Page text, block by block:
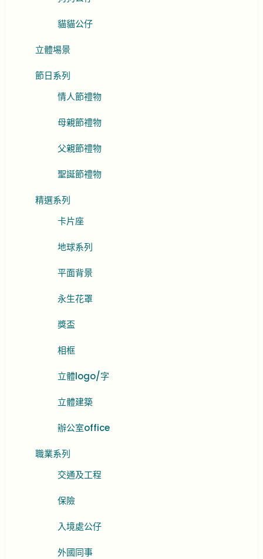
貓貓公仔
立體埸景
節日系列
情人節禮物
母親節禮物
父親節禮物
聖誕節禮物
精選系列
卡片座
地球系列
平面背景
永生花罩
獎盃
相框
立體logo/字
立體建築
辦公室office
職業系列
交通及工程
保險
入境處公仔
外國同事